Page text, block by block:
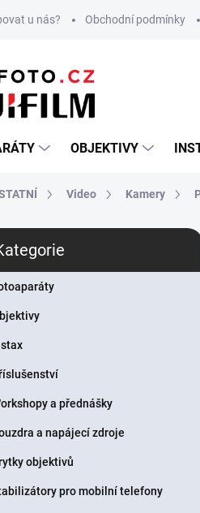
u nás? Obchodní podmínky
OBJEKTIVY
Video Kamery
a přednášky
a napájecí zdroje
objektivů
pro mobilní telefony